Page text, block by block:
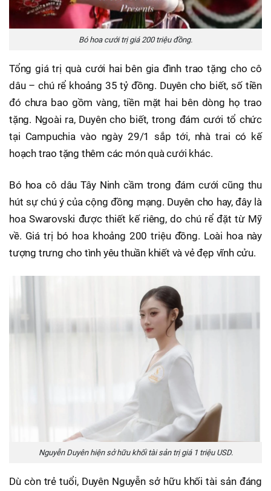
Bó hoa cưới trị giá 200 triệu đồng.
Tổng giá trị quà cưới hai bên gia đình trao tặng cho cô
dâu – chú rể khoảng 35 tỷ đồng. Duyên cho biết, số tiền
đó chưa bao gồm vàng, tiền mặt hai bên dòng họ trao
tặng. Ngoài ra, Duyên cho biết, trong đám cưới tổ chức
tại Campuchia vào ngày 29/1 sắp tới, nhà trai có kế
hoạch trao tặng thêm các món quà cưới khác.
Bó hoa cô dâu Tây Ninh cầm trong đám cưới cũng thu
hút sự chú ý của cộng đồng mạng. Duyên cho hay, đây là
hoa Swarovski được thiết kế riêng, do chú rể đặt từ Mỹ
về. Giá trị bó hoa khoảng 200 triệu đồng. Loài hoa này
tượng trưng cho tình yêu thuần khiết và vẻ đẹp vĩnh cửu.
Nguyễn Duyên hiện sở hữu khối tài sản trị giá 1 triệu USD.
Dù còn trẻ tuổi, Duyên Nguyễn sở hữu khối tài sản đáng